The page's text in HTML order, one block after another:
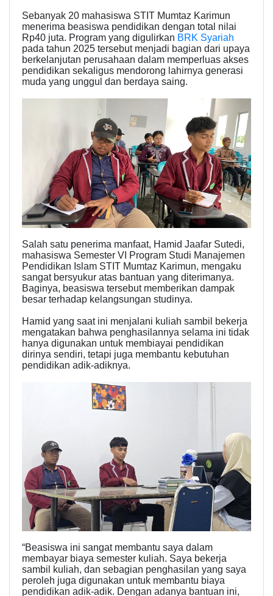
Sebanyak 20 mahasiswa STIT Mumtaz Karimun
menerima beasiswa pendidikan dengan total nilai
Rp40 juta. Program yang digulirkan BRK Syariah
pada tahun 2025 tersebut menjadi bagian dari upaya
berkelanjutan perusahaan dalam memperluas akses
pendidikan sekaligus mendorong lahirnya generasi
muda yang unggul dan berdaya saing.
Salah satu penerima manfaat, Hamid Jaafar Sutedi,
mahasiswa Semester VI Program Studi Manajemen
Pendidikan Islam STIT Mumtaz Karimun, mengaku
sangat bersyukur atas bantuan yang diterimanya.
Baginya, beasiswa tersebut memberikan dampak
besar terhadap kelangsungan studinya.
Hamid yang saat ini menjalani kuliah sambil bekerja
mengatakan bahwa penghasilannya selama ini tidak
hanya digunakan untuk membiayai pendidikan
dirinya sendiri, tetapi juga membantu kebutuhan
pendidikan adik-adiknya.
“Beasiswa ini sangat membantu saya dalam
membayar biaya semester kuliah. Saya bekerja
sambil kuliah, dan sebagian penghasilan yang saya
peroleh juga digunakan untuk membantu biaya
pendidikan adik-adik. Dengan adanya bantuan ini,